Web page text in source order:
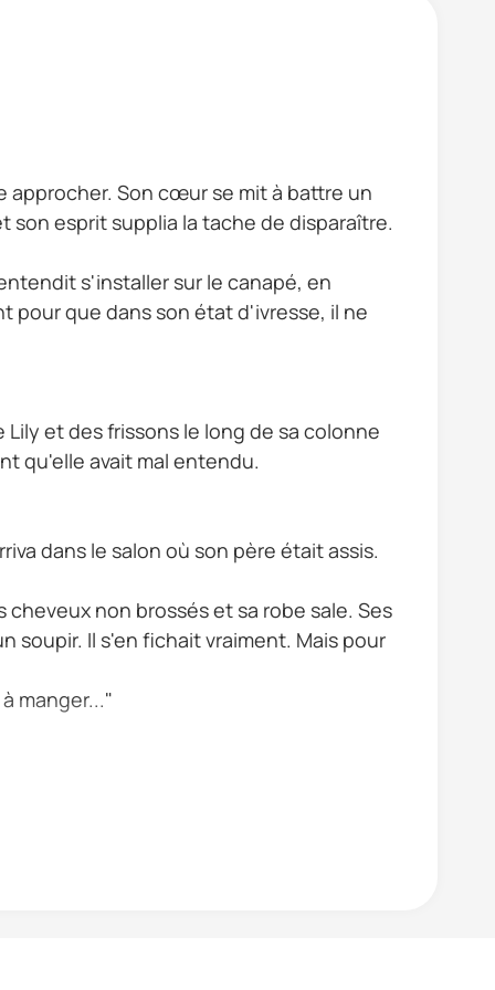
approcher. Son cœur se mit à battre un
son esprit supplia la tache de disparaître.
s'installer sur le canapé, en
pour que dans son état d'ivresse, il ne
et des frissons le long de sa colonne
qu'elle avait mal entendu.
dans le salon où son père était assis.
cheveux non brossés et sa robe sale. Ses
soupir. Il s'en fichait vraiment. Mais pour
manger..."